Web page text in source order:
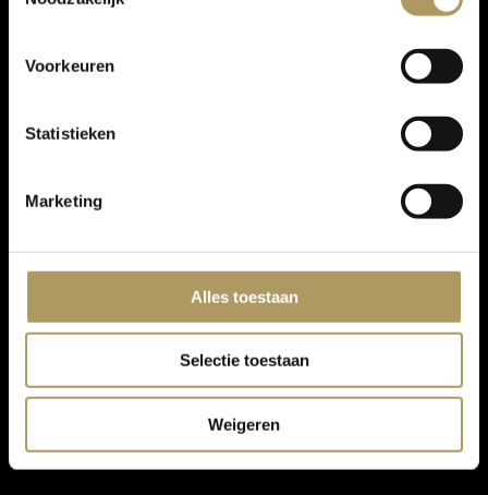
Voorkeuren
Statistieken
Marketing
Alles toestaan
Selectie toestaan
Weigeren